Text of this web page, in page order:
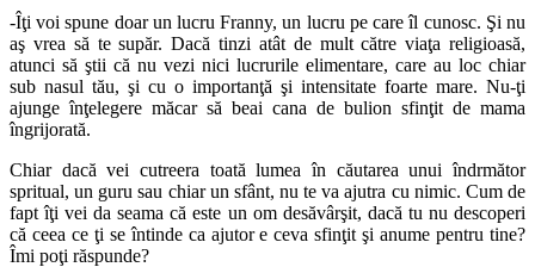
-Îţi voi spune doar un lucru Franny, un lucru pe care îl cunosc. Şi nu
aş vrea să te supăr. Dacă tinzi atât de mult către viaţa religioasă,
atunci să ştii că nu vezi nici lucrurile elimentare, care au loc chiar
sub nasul tău, şi cu o importanţă şi intensitate foarte mare. Nu-ţi
ajunge înţelegere măcar să beai cana de bulion sfinţit de mama
îngrijorată.
Chiar dacă vei cutreera toată lumea în căutarea unui îndrmător
spritual, un guru sau chiar un sfânt, nu te va ajutra cu nimic. Cum de
fapt îţi vei da seama că este un om desăvârşit, dacă tu nu descoperi
că ceea ce ţi se întinde ca ajutor e ceva sfinţit şi anume pentru tine?
Îmi poţi răspunde?